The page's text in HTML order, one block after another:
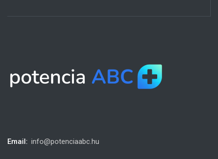
Email: info@potenciaabc.hu